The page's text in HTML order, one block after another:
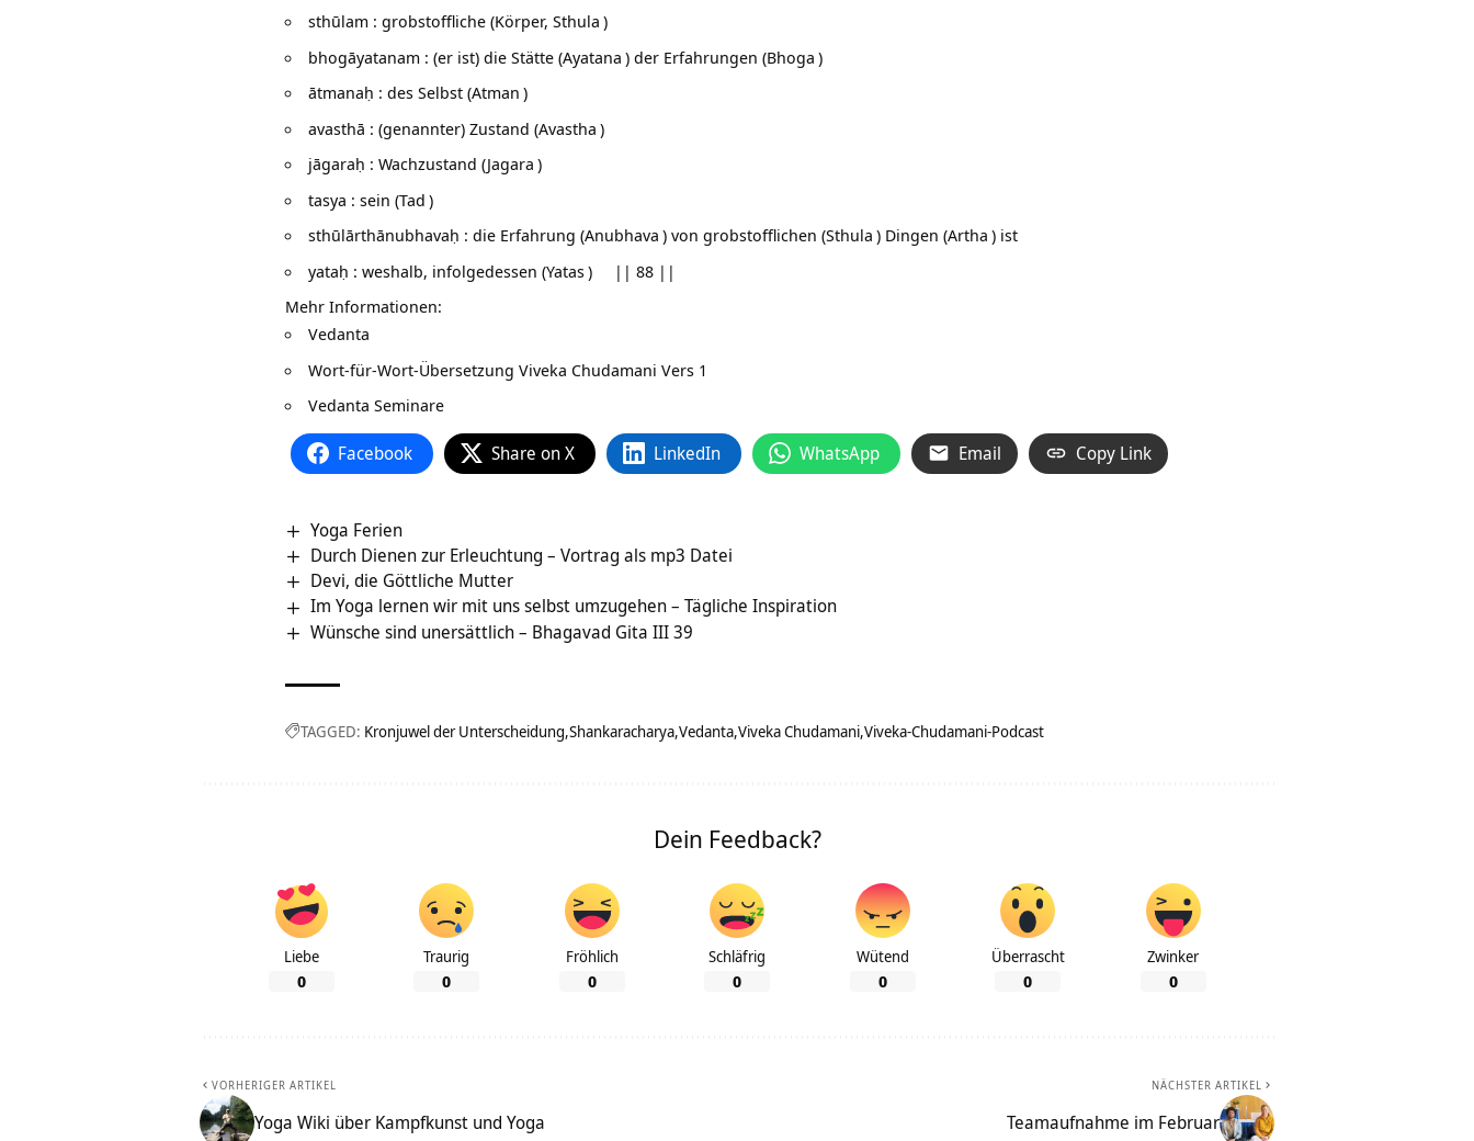
sthūlam : grobstoffliche (Körper, Sthula )
bhogāyatanam : (er ist) die Stätte (Ayatana ) der Erfahrungen (Bhoga )
ātmanaḥ : des Selbst (Atman )
avasthā : (genannter) Zustand (Avastha )
jāgaraḥ : Wachzustand (Jagara )
tasya : sein (Tad )
sthūlārthānubhavaḥ : die Erfahrung (Anubhava ) von grobstofflichen (Sthula ) Dingen (Artha ) ist
yataḥ : weshalb, infolgedessen (Yatas) || 88 ||
Mehr Informationen:
Vedanta
Wort-für-Wort-Übersetzung Viveka Chudamani Vers 1
Vedanta Seminare
Facebook Share on X LinkedIn WhatsApp Email Copy Link
Yoga Ferien
Durch Dienen zur Erleuchtung – Vortrag als mp3 Datei
Devi, die Göttliche Mutter
Im Yoga lernen wir mit uns selbst umzugehen – Tägliche Inspiration
Wünsche sind unersättlich – Bhagavad Gita III 39
TAGGED: Kronjuwel der Unterscheidung Shankaracharya Vedanta Viveka Chudamani Viveka-Chudamani-Podcast
Dein Feedback?
Liebe
0
Traurig
0
Fröhlich
0
Schläfrig
0
Wütend
0
Überrascht
0
Zwinker
0
VORHERIGER ARTIKEL
Yoga Wiki über Kampfkunst und Yoga
NÄCHSTER ARTIKEL
Teamaufnahme im Februar